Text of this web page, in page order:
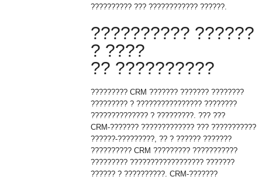
?????????? ??? ???????????? ??????.
?????????? ??????
? ????
?? ??????????
????????? CRM ??????? ??????? ????????
????????? ? ???????????????? ????????
?????????????? ? ?????????. ??? ???
CRM-??????? ????????????? ??? ???????????
??????-?????????, ?? ? ?????? ???????
?????????? CRM ????????? ???????????
????????? ?????????????????? ???????
?????? ? ??????????. CRM-???????